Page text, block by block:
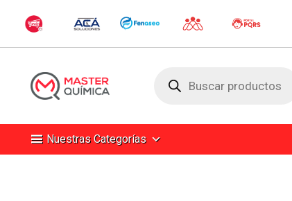
Búsqueda
productos
Nuestras Categorías